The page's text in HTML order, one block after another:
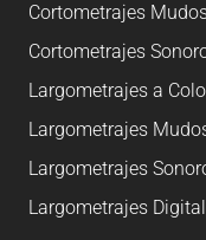
Cortometrajes
Cortometrajes
Largometrajes a
Largometrajes
Largometrajes
Largometrajes